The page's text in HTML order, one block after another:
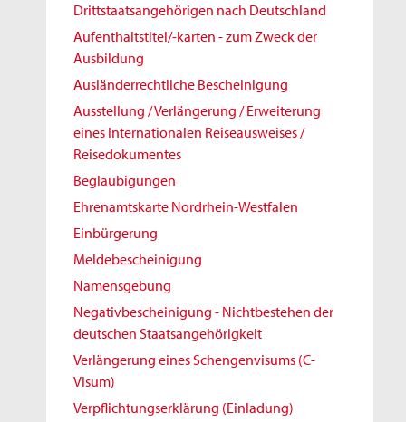
Drittstaatsangehörigen nach Deutschland
Aufenthaltstitel/-karten - zum Zweck der
Ausbildung
Ausländerrechtliche Bescheinigung
Ausstellung / Verlängerung / Erweiterung
eines Internationalen Reiseausweises /
Reisedokumentes
Beglaubigungen
Ehrenamtskarte Nordrhein-Westfalen
Einbürgerung
Meldebescheinigung
Namensgebung
Negativbescheinigung - Nichtbestehen der
deutschen Staatsangehörigkeit
Verlängerung eines Schengenvisums (C-
Visum)
Verpflichtungserklärung (Einladung)